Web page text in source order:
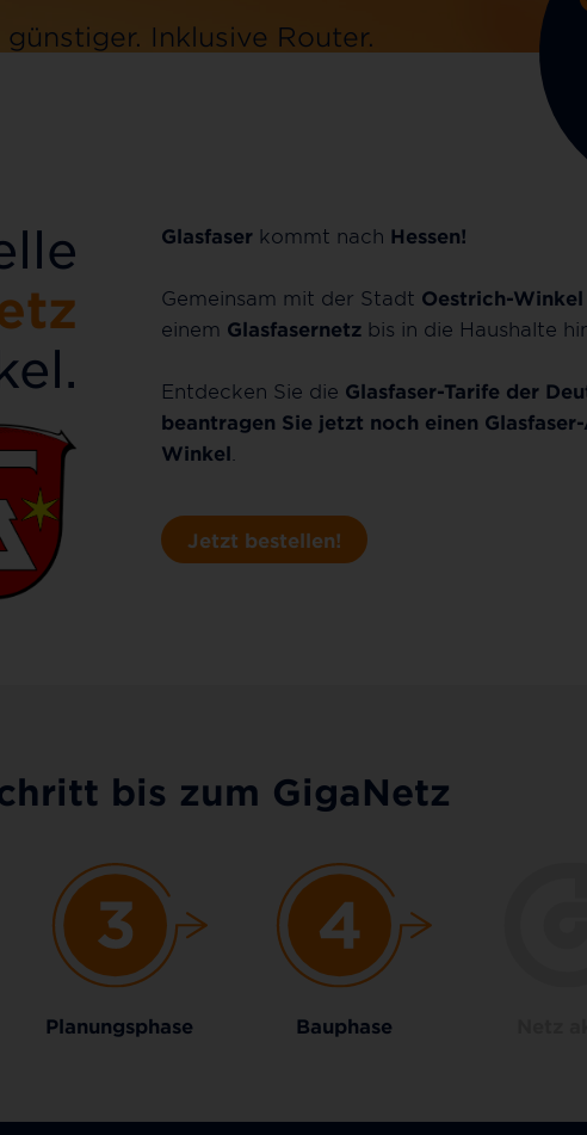
Inklusive Router.
Glasfaser kommt nach Hessen!
Gemeinsam mit der Stadt Oestrich-Winkel
einem Glasfasernetz bis in die Haushalte
Entdecken Sie die Glasfaser-Tarife der
beantragen Sie jetzt noch einen
Winkel
Jetzt bestellen!
bis zum GigaNetz
Planungsphase Bauphase